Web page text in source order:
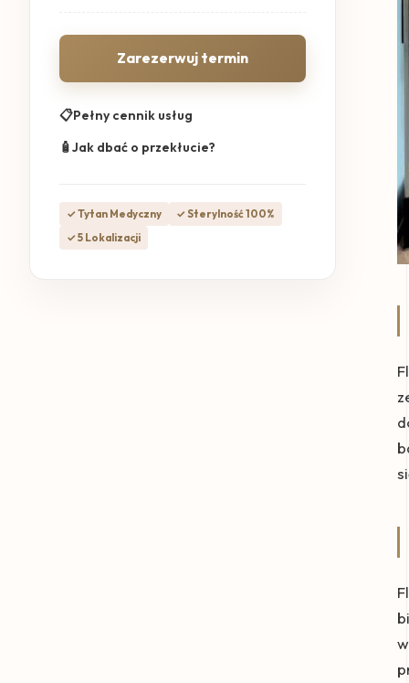
Zarezerwuj termin
📋Pełny cennik usług
🧴Jak dbać o przekłucie?
✓ Tytan Medyczny
✓ Sterylność 100%
✓ 5 Lokalizacji